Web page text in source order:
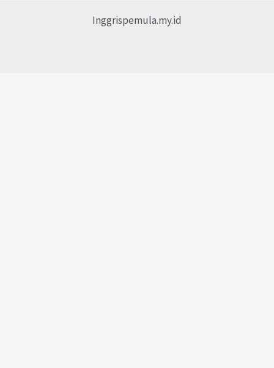
Inggrispemula.my.id